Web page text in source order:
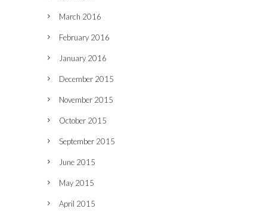
March 2016
February 2016
January 2016
December 2015
November 2015
October 2015
September 2015
June 2015
May 2015
April 2015